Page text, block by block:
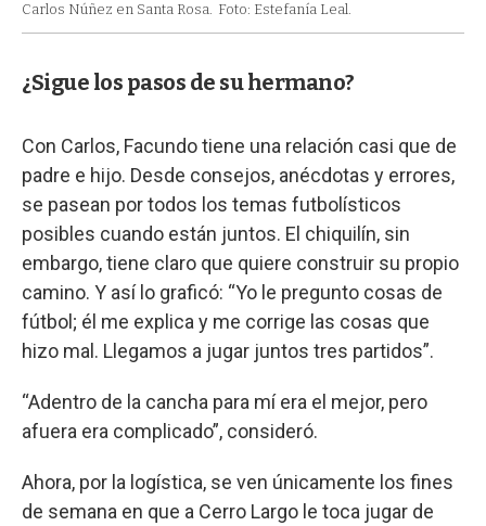
Carlos Núñez en Santa Rosa. Foto: Estefanía Leal.
¿Sigue los pasos de su hermano?
Con Carlos, Facundo tiene una relación casi que de
padre e hijo. Desde consejos, anécdotas y errores,
se pasean por todos los temas futbolísticos
posibles cuando están juntos. El chiquilín, sin
embargo, tiene claro que quiere construir su propio
camino. Y así lo graficó: “Yo le pregunto cosas de
fútbol; él me explica y me corrige las cosas que
hizo mal. Llegamos a jugar juntos tres partidos”.
“Adentro de la cancha para mí era el mejor, pero
afuera era complicado”, consideró.
Ahora, por la logística, se ven únicamente los fines
de semana en que a Cerro Largo le toca jugar de